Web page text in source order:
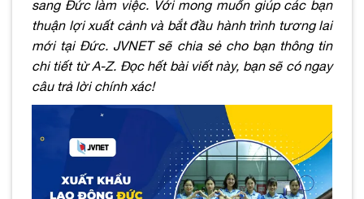
sang Đức làm việc. Với mong muốn giúp các bạn
thuận lợi xuất cảnh và bắt đầu hành trình tương lai
mới tại Đức. JVNET sẽ chia sẻ cho bạn thông tin
chi tiết từ A-Z. Đọc hết bài viết này, bạn sẽ có ngay
câu trả lời chính xác!